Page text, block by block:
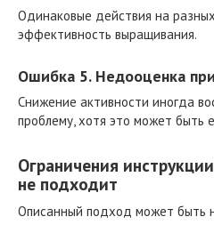
Одинаковые действия на
эффективность выращивания.
Ошибка 5. Недооценка
Снижение активности иногда
проблему, хотя это может быть
Ограничения
не подходит
Описанный подход может быть